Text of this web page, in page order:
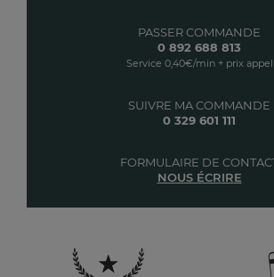
SUIVRE MA COMMANDE
0 329 601 111
PASSER COMMANDE
0 892 688 813
Service 0,40€/min + prix appel
FORMULAIRE DE
NOUS ÉCRIRE